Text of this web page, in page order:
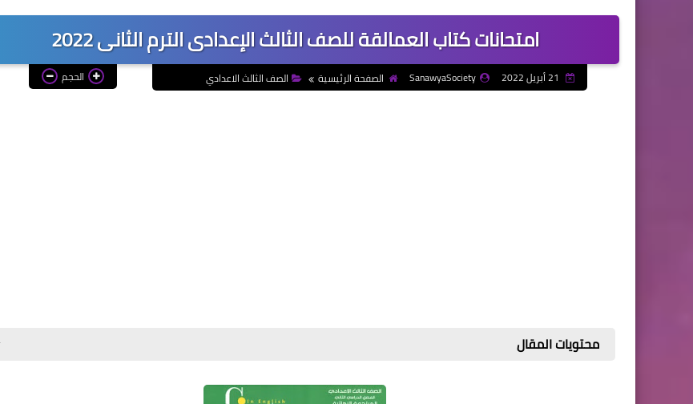
امتحانات كتاب العمالقة للصف الثالث الإعدادى الترم الثانى 2022
SanawyaSociety الصفحة الرئيسية الصف الثالث الاعدادي الحجم
محتويات المقال